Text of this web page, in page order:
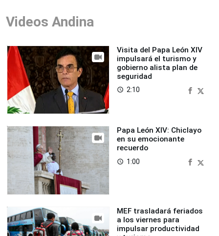
Videos Andina
Visita del Papa León XIV
impulsará el turismo y
gobierno alista plan de
seguridad
access_time 2:10
Papa León XIV: Chiclayo
en su emocionante
recuerdo
access_time 1:00
MEF trasladará feriados
a los viernes para
impulsar productividad